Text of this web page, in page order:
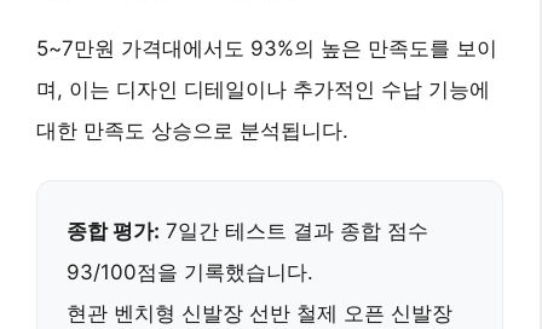
5~7만원 가격대 에서도 93%의 높은 만족도를 보이
며, 이는 디자인 디테일이나 추가적인 수납 기능에
대한 만족도 상승으로 분석됩니다.
종합 평가: 7일간 테스트 결과 종합 점수
93/100점을 기록했습니다.
현관 벤치형 신발장 선반 철제 오픈 신발장